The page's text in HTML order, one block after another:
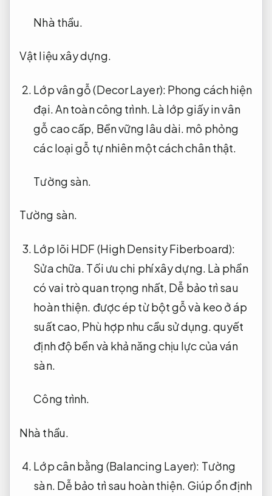
Nhà thầu.
Vật liệu xây dựng.
Lớp vân gỗ (Decor Layer): Phong cách hiện
đại.An toàn công trình. Là lớp giấy in vân
gỗ cao cấp, Bền vững lâu dài. mô phỏng
các loại gỗ tự nhiên một cách chân thật.
Tường sàn.
Tường sàn.
Lớp lõi HDF (High Density Fiberboard):
Sửa chữa. Tối ưu chi phí xây dựng. Là phần
có vai trò quan trọng nhất, Dễ bảo trì sau
hoàn thiện. được ép từ bột gỗ và keo ở áp
suất cao, Phù hợp nhu cầu sử dụng.quyết
định độ bền và khả năng chịu lực của ván
sàn.
Công trình.
Nhà thầu.
Lớp cân bằng (Balancing Layer): Tường
sàn. Dễ bảo trì sau hoàn thiện. Giúp ổn định